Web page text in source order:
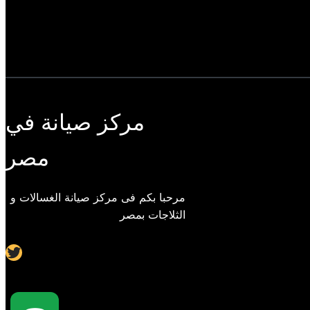
مركز صيانة في
مصر
مرحبا بكم فى مركز صيانة الغسالات و
الثلاجات بمصر
Twitter